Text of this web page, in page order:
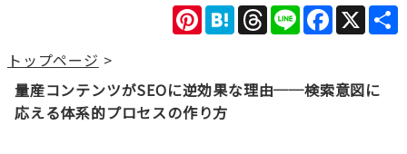
X
Facebook
Line
Threads
Hatena
Pinterest
トップページ >
量産コンテンツがSEOに逆効果な理由──検索意図に
応える体系的プロセスの作り方